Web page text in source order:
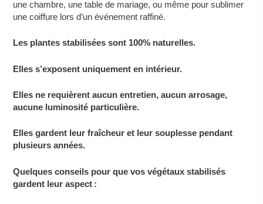
une chambre, une table de mariage, ou même pour sublimer
une coiffure lors d’un événement raffiné.
Les plantes stabilisées sont 100% naturelles.
Elles s’exposent uniquement en intérieur.
Elles ne requièrent aucun entretien, aucun arrosage,
aucune luminosité particulière.
Elles gardent leur fraîcheur et leur souplesse pendant
plusieurs années.
Quelques conseils pour que vos végétaux stabilisés
gardent leur aspect :